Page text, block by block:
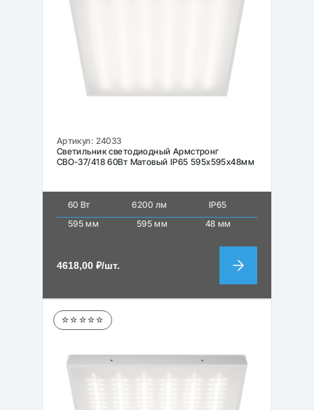
Артикул: 24033
Светильник светодиодный Армстронг
СВО-37/418 60Вт Матовый IP65 595х595х48мм
60 Вт 6200 лм
IP65
595 мм
595 мм 48 мм
4618,00 ₽/шт.
☆☆☆☆☆